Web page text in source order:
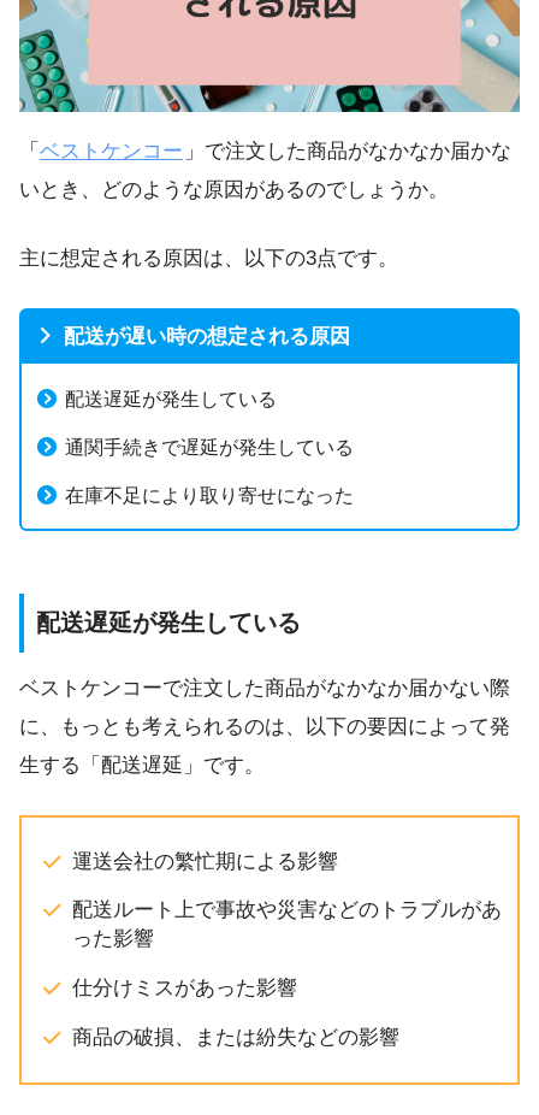
「 ベストケンコー 」で注文した商品がなかなか届かな
いとき、どのような原因があるのでしょうか。
主に想定される原因は、以下の3点です。
配送が遅い時の想定される原因
配送遅延が発生している
通関手続きで遅延が発生している
在庫不足により取り寄せになった
配送遅延が発生している
ベストケンコーで注文した商品がなかなか届かない際
に、もっとも考えられるのは、以下の要因によって発
生する「配送遅延」です。
運送会社の繁忙期による影響
配送ルート上で事故や災害などのトラブルがあ
った影響
仕分けミスがあった影響
商品の破損、または紛失などの影響